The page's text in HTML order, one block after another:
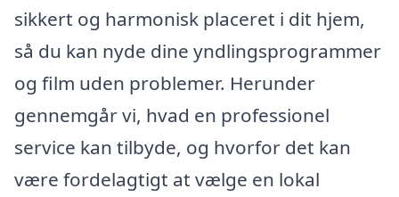
sikkert og harmonisk placeret i dit hjem,
så du kan nyde dine yndlingsprogrammer
og film uden problemer. Herunder
gennemgår vi, hvad en professionel
service kan tilbyde, og hvorfor det kan
være fordelagtigt at vælge en lokal